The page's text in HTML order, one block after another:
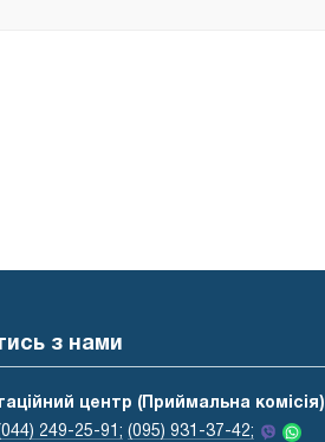
з нами
центр (Приймальна комісія)
249-25-91; (095) 931-37-42;